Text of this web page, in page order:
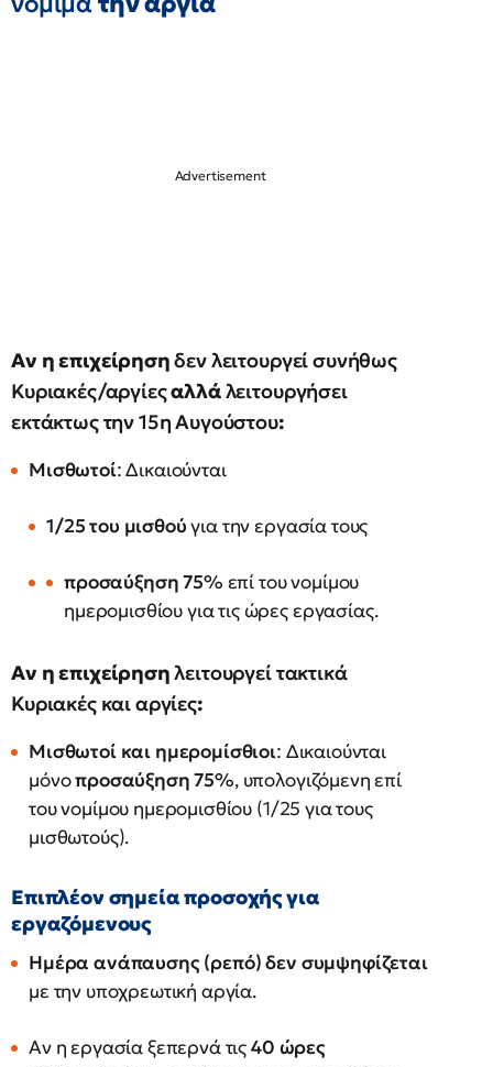
Αν η επιχείρησηδεν λειτουργεί συνήθως
Κυριακές/αργίεςαλλάλειτουργήσει
εκτάκτως την 15η Αυγούστου:
Μισθωτοί: Δικαιούνται
1/25 του μισθούγια την εργασία τους
προσαύξηση 75% επί του νομίμου
ημερομισθίου για τις ώρες εργασίας.
Αν η επιχείρησηλειτουργεί τακτικά
Κυριακές και αργίες:
Μισθωτοί και ημερομίσθιοι: Δικαιούνται
μόνοπροσαύξηση 75%, υπολογιζόμενη επί
του νομίμου ημερομισθίου (1/25 για τους
μισθωτούς).
Επιπλέον σημεία προσοχής για
εργαζόμενους
Ημέρα ανάπαυσης (ρεπό)δεν συμψηφίζεται
με την υποχρεωτική αργία.
Αν η εργασία ξεπερνά τις40 ώρες